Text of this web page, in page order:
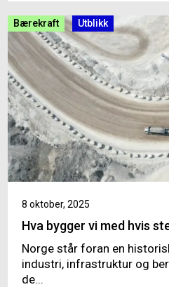
Bærekraft Utblikk
8 oktober, 2025
Hva bygger vi med hvis
Norge står foran en
industri, infrastruktur og
de...